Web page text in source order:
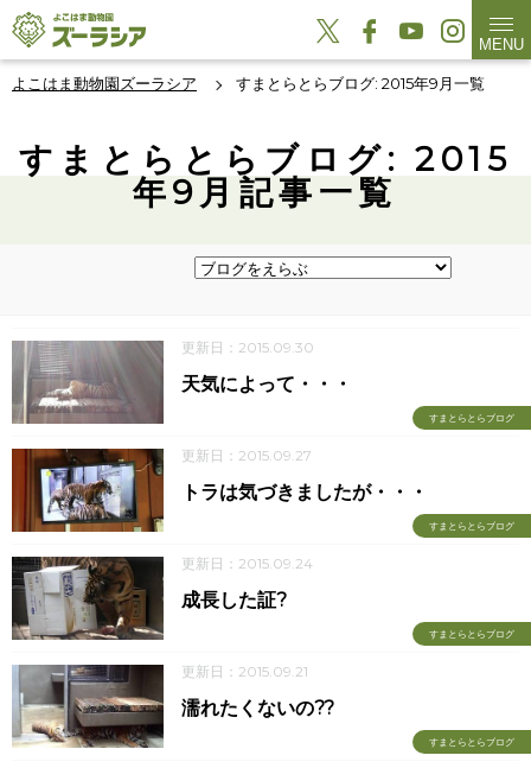
MENU
よこはま動物園ズーラシア すまとらとらブログ: 2015年9月一覧
すまとらとらブログ: 2015
年9月記事一覧
更新日：2015.09.30
すまとらとらブログ
天気によって・・・
更新日：2015.09.27
すまとらとらブログ
トラは気づきましたが・・・
更新日：2015.09.24
すまとらとらブログ
成長した証?
更新日：2015.09.21
すまとらとらブログ
濡れたくないの??